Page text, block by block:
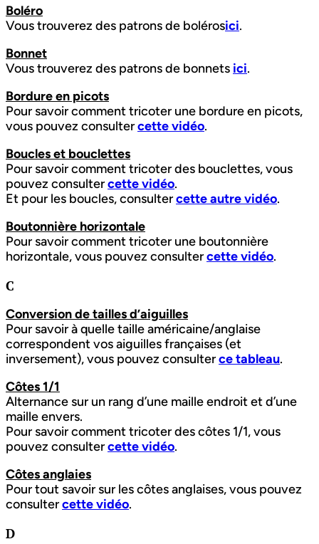
Boléro
Vous trouverez des patrons de bolérosici.
Bonnet
Vous trouverez des patrons de bonnets ici.
Bordure en picots
Pour savoir comment tricoter une bordure en picots,
vous pouvez consultercette vidéo.
Boucles et bouclettes
Pour savoir comment tricoter des bouclettes, vous
pouvez consultercette vidéo.
Et pour les boucles, consultercette autre vidéo.
Boutonnière horizontale
Pour savoir comment tricoter une boutonnière
horizontale, vous pouvez consultercette vidéo.
C
Conversion de tailles d’aiguilles
Pour savoir à quelle taille américaine/anglaise
correspondent vos aiguilles françaises (et
inversement), vous pouvez consulterce tableau.
Côtes 1/1
Alternance sur un rang d’une maille endroit et d’une
maille envers.
Pour savoir comment tricoter des côtes 1/1, vous
pouvez consultercette vidéo.
Côtes anglaies
Pour tout savoir sur les côtes anglaises, vous pouvez
consultercette vidéo.
D